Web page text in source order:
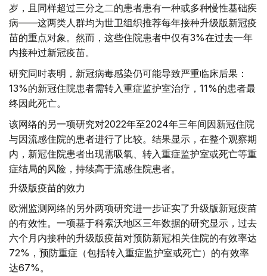
岁，且同样超过三分之二的患者患有一种或多种慢性基础疾
病——这两类人群均为世卫组织推荐每年接种升级版新冠疫
苗的重点对象。然而，这些住院患者中仅有3%在过去一年
内接种过新冠疫苗。
研究同时表明，新冠病毒感染仍可能导致严重临床后果：
13%的新冠住院患者需转入重症监护室治疗，11%的患者最
终因此死亡。
该网络的另一项研究对2022年至2024年三年间因新冠住院
与因流感住院的患者进行了比较。结果显示，在整个观察期
内，新冠住院患者出现需吸氧、转入重症监护室或死亡等重
症结局的风险，持续高于流感住院患者。
升级版疫苗的效力
欧洲监测网络的另外两项研究进一步证实了升级版新冠疫苗
的有效性。一项基于科索沃地区三年数据的研究显示，过去
六个月内接种的升级版疫苗对预防新冠相关住院的有效率达
72%，预防重症（包括转入重症监护室或死亡）的有效率
达67%。